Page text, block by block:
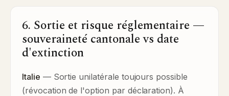
6. Sortie et risque réglementaire —
souveraineté cantonale vs date
d'extinction
Italie — Sortie unilatérale toujours possible
(révocation de l'option par déclaration). À